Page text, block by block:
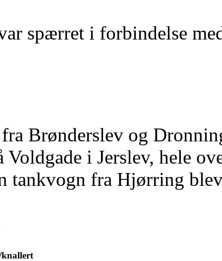
spærret i forbindelse
fra Brønderslev og
Voldgade i Jerslev, hele
tankvogn fra Hjørring
knallert